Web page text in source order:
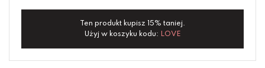
Ten produkt kupisz 15% taniej.
Użyj w koszyku kodu: LOVE